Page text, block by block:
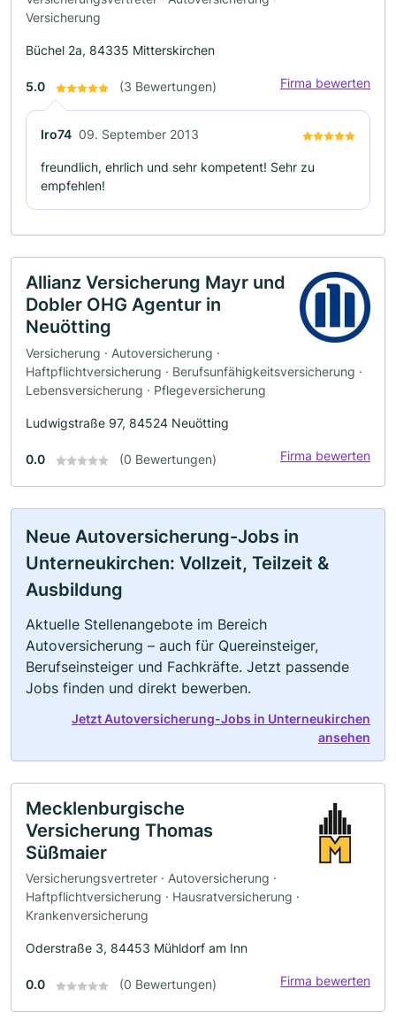
Versicherung
Büchel 2a, 84335 Mitterskirchen
5.0 (3 Bewertungen) Firma bewerten
Iro74 09. September 2013
freundlich, ehrlich und sehr kompetent! Sehr zu
empfehlen!
Allianz Versicherung Mayr und
Dobler OHG Agentur in
Neuötting
Versicherung · Autoversicherung ·
Haftpflichtversicherung · Berufsunfähigkeitsversicherung ·
Lebensversicherung · Pflegeversicherung
Ludwigstraße 97, 84524 Neuötting
0.0 (0 Bewertungen) Firma bewerten
Neue Autoversicherung-Jobs in
Unterneukirchen: Vollzeit, Teilzeit &
Ausbildung
Aktuelle Stellenangebote im Bereich
Autoversicherung – auch für Quereinsteiger,
Berufseinsteiger und Fachkräfte. Jetzt passende
Jobs finden und direkt bewerben.
Jetzt Autoversicherung-Jobs in Unterneukirchen
ansehen
Mecklenburgische
Versicherung Thomas
Süßmaier
Versicherungsvertreter · Autoversicherung ·
Haftpflichtversicherung · Hausratversicherung ·
Krankenversicherung
Oderstraße 3, 84453 Mühldorf am Inn
0.0 (0 Bewertungen) Firma bewerten